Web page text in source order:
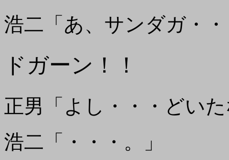
浩二「あ、サンダガ・
ドガーン！！
正男「よし・・・どい
浩二「・・・。」